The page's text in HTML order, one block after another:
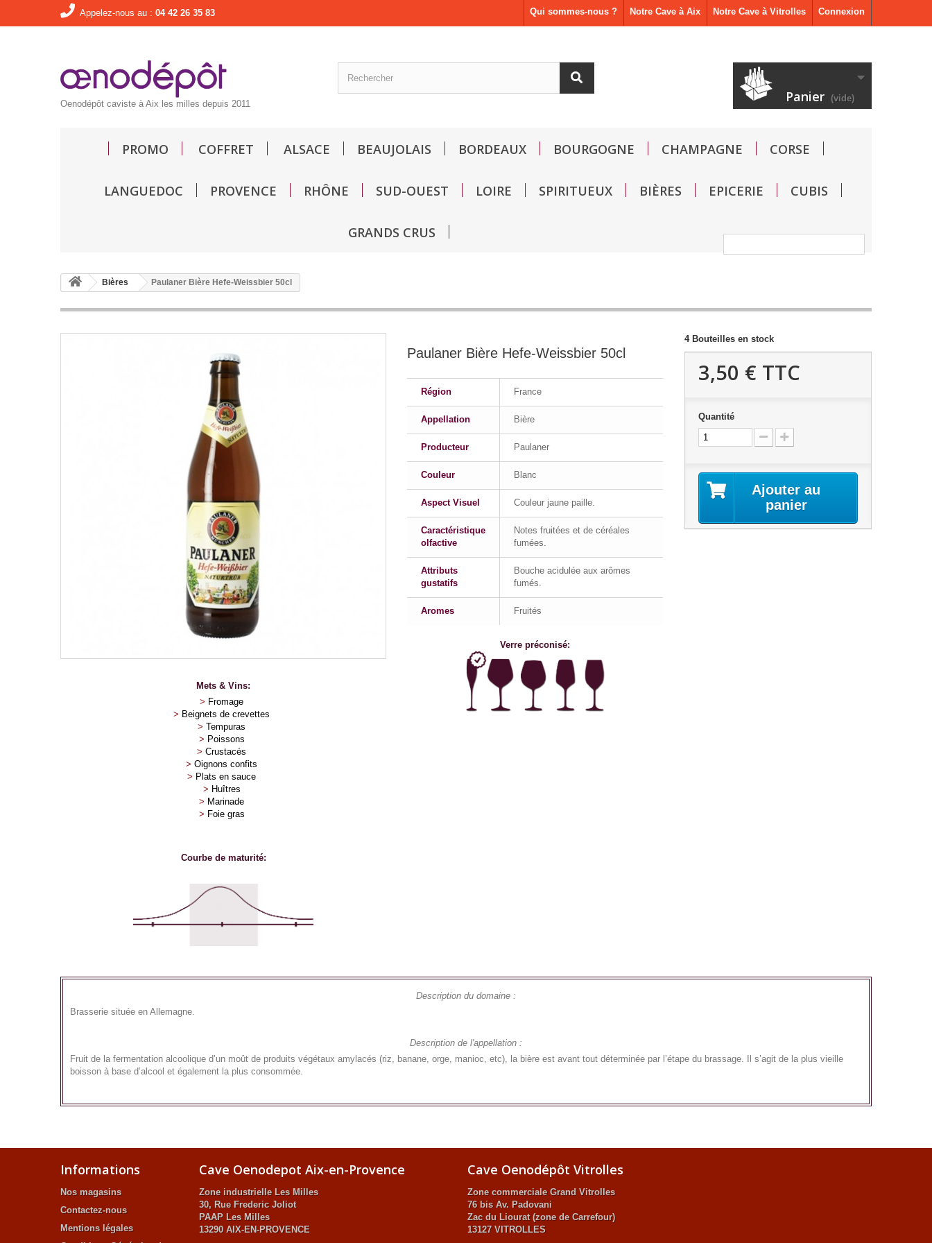
Connexion
Notre Cave à Vitrolles
Notre Cave à Aix
Qui sommes-nous ?
Appelez-nous au : 04 42 26 35 83
Oenodépôt caviste à Aix les milles depuis 2011 Panier (vide)
PROMO COFFRET ALSACE BEAUJOLAIS BORDEAUX BOURGOGNE CHAMPAGNE CORSE
LANGUEDOC PROVENCE RHÔNE SUD-OUEST LOIRE SPIRITUEUX BIÈRES EPICERIE CUBIS
GRANDS CRUS
Bières Paulaner Bière Hefe-Weissbier 50cl
Mets & Vins:
> Fromage
> Beignets de crevettes
> Tempuras
> Poissons
> Crustacés
> Oignons confits
> Plats en sauce
> Huîtres
> Marinade
> Foie gras
Courbe de maturité:
Paulaner Bière Hefe-Weissbier 50cl
Région France
Appellation Bière
Producteur Paulaner
Couleur Blanc
Aspect Visuel Couleur jaune paille.
Caractéristique
olfactive
Notes fruitées et de céréales
fumées.
Attributs
gustatifs
Bouche acidulée aux arômes
fumés.
Aromes Fruités
Verre préconisé:
4 Bouteilles en stock
3,50 € TTC
Quantité
Ajouter au
panier
Description du domaine :
Brasserie située en Allemagne.
Description de l'appellation :
Fruit de la fermentation alcoolique d’un moût de produits végétaux amylacés (riz, banane, orge, manioc, etc), la bière est avant tout déterminée par l’étape du brassage. Il s’agit de la plus vieille
boisson à base d’alcool et également la plus consommée.
Informations
Nos magasins
Contactez-nous
Mentions légales
Cave Oenodepot Aix-en-Provence
Zone industrielle Les Milles
30, Rue Frederic Joliot
PAAP Les Milles
13290 AIX-EN-PROVENCE
Cave Oenodépôt Vitrolles
Zone commerciale Grand Vitrolles
76 bis Av. Padovani
Zac du Liourat (zone de Carrefour)
13127 VITROLLES